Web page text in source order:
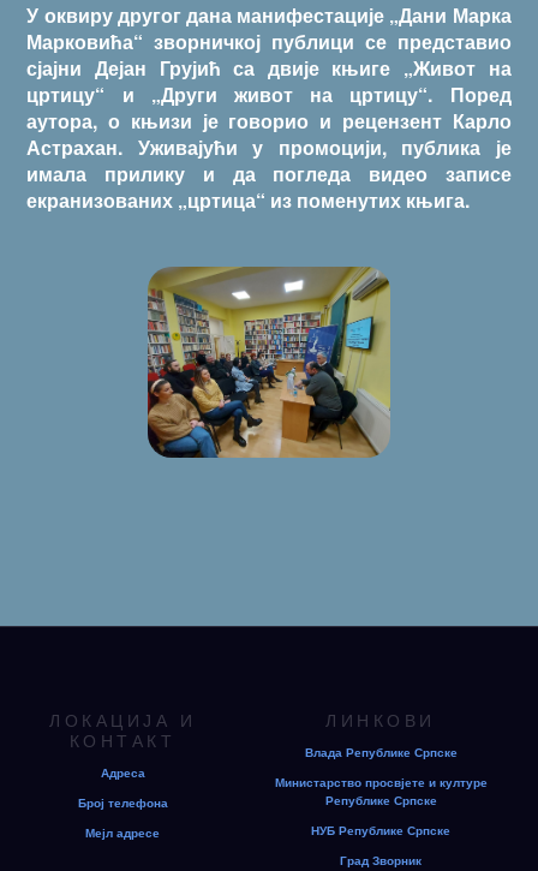
У оквиру другог дана манифестације „Дани Марка
Марковића“ зворничкој публици се представио
сјајни Дејан Грујић са двије књиге „Живот на
цртицу“ и „Други живот на цртицу“. Поред
аутора, о књизи је говорио и рецензент Карло
Астрахан. Уживајући у промоцији, публика је
имала прилику и да погледа видео записе
екранизованих „цртица“ из поменутих књига.
ЛОКАЦИЈА И
КОНТАКТ
Адреса
Број телефона
Мејл адресе
ЛИНКОВИ
Влада Републике Српске
Министарство просвјете и културе
Републике Српске
НУБ Републике Српске
Град Зворник